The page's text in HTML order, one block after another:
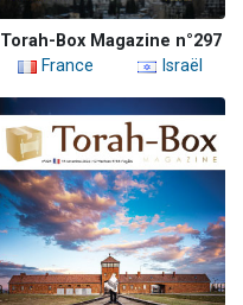
Torah-Box Magazine n°297
France
Israël